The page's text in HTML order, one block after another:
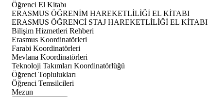
Öğrenci El Kitabı
ERASMUS ÖĞRENİM HAREKETLİLİĞİ EL KİTABI
ERASMUS ÖĞRENCİ STAJ HAREKETLİLİĞİ EL KİTABI
Bilişim Hizmetleri Rehberi
Erasmus Koordinatörleri
Farabi Koordinatörleri
Mevlana Koordinatörleri
Teknoloji Takımları Koordinatörlüğü
Öğrenci Toplulukları
Öğrenci Temsilcileri
Mezun